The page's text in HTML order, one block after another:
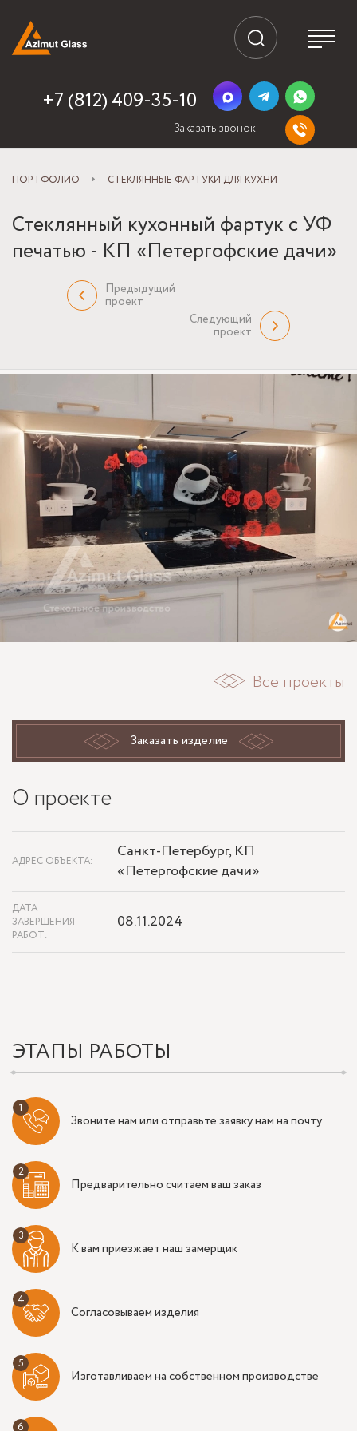
+7 (812) 409-35-10
Заказать звонок
ПОРТФОЛИО СТЕКЛЯННЫЕ ФАРТУКИ ДЛЯ КУХНИ
Стеклянный кухонный фартук с УФ
печатью - КП «Петергофские дачи»
Предыдущий
проект
Следующий
проект
Все проекты
Заказать изделие
О проекте
АДРЕС ОБЪЕКТА:
Санкт-Петербург, КП
«Петергофские дачи»
ДАТА
ЗАВЕРШЕНИЯ
РАБОТ:
08.11.2024
ЭТАПЫ РАБОТЫ
Звоните нам или отправьте заявку нам на почту
Предварительно считаем ваш заказ
К вам приезжает наш замерщик
Согласовываем изделия
Изготавливаем на собственном производстве